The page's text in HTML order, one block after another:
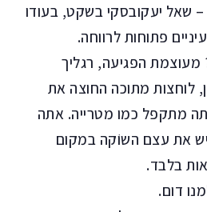
יעקובסקי בשקט, בעודו
פתוחות לרווחה.
הפגיעה, רגליך
לוחצות מתוכה החוצה את
מתקפל כמו מטרייה. אתה
את עצם השוֹקה במקום
בלבד.
דום.